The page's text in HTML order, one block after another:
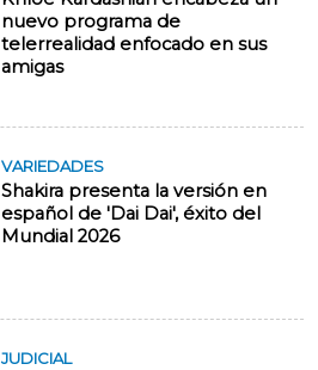
nuevo programa de
telerrealidad enfocado en sus
amigas
VARIEDADES
Shakira presenta la versión en
español de 'Dai Dai', éxito del
Mundial 2026
JUDICIAL